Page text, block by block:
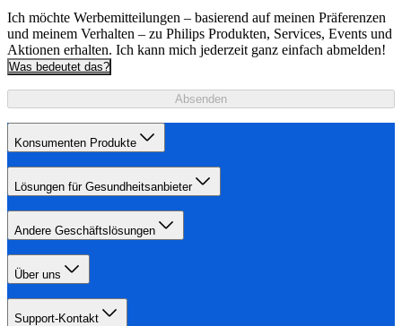
Ich möchte Werbemitteilungen – basierend auf meinen Präferenzen
und meinem Verhalten – zu Philips Produkten, Services, Events und
Aktionen erhalten. Ich kann mich jederzeit ganz einfach abmelden!
Was bedeutet das?
Absenden
Konsumenten Produkte
Lösungen für Gesundheitsanbieter
Andere Geschäftslösungen
Über uns
Support-Kontakt